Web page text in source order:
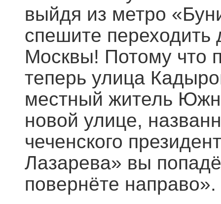
выйдя из метро
спешите переходить
Москвы! Потому что
теперь улица
местный житель
новой улице,
чеченского
Лазарева» вы
повернёте направо».